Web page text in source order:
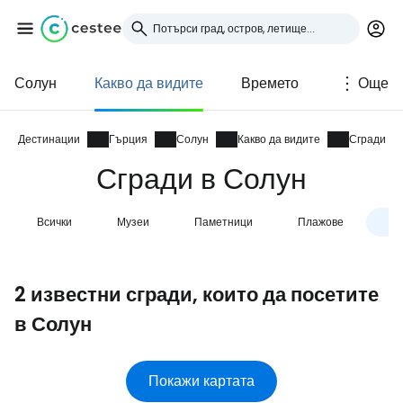
Солун Какво да видите Времето Още
Дестинации Гърция Солун Какво да видите Сгради
Сгради в Солун
Всички Музеи Паметници Плажове
2 известни сгради, които да посетите
в Солун
Покажи картата
Влезте в Cestee
... световната общност на туристите
Продължете с Google